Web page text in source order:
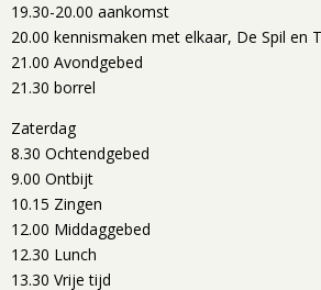
19.30-20.00 aankomst
20.00 kennismaken met elkaar, De Spil en
21.00 Avondgebed
21.30 borrel
Zaterdag
8.30 Ochtendgebed
9.00 Ontbijt
10.15 Zingen
12.00 Middaggebed
12.30 Lunch
13.30 Vrije tijd